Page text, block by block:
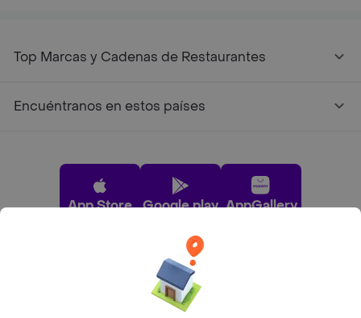
Top Marcas y Cadenas de Restaurantes
Encuéntranos en estos países
App Store Google play AppGallery
Pide tu comida favorita cerca de ti